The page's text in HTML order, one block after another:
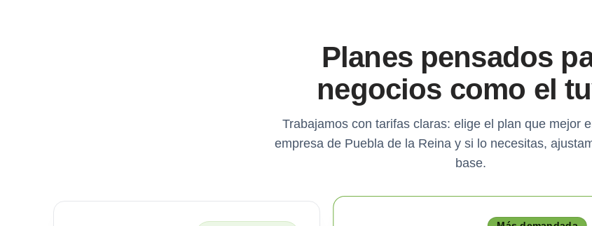
Planes pensados
negocios como el
Trabajamos con tarifas claras: elige el plan que mejor
empresa de Puebla de la Reina y si lo necesitas,
base.